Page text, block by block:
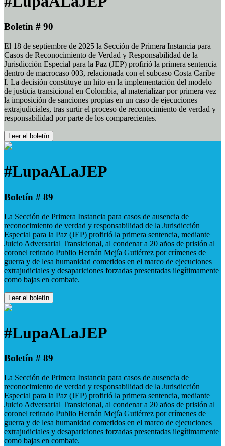
Boletín # 90
El 18 de septiembre de 2025 la Sección de Primera Instancia para
Casos de Reconocimiento de Verdad y Responsabilidad de la
Jurisdicción Especial para la Paz (JEP) profirió la primera sentencia
dentro de macrocaso 003, relacionada con el subcaso Costa Caribe
I. La decisión constituye un hito en la implementación del modelo
de justicia transicional en Colombia, al materializar por primera vez
la imposición de sanciones propias en un caso de ejecuciones
extrajudiciales, tras surtir el proceso de reconocimiento de verdad y
responsabilidad por parte de los comparecientes.
Leer el boletín
#LupaALaJEP
Boletín # 89
La Sección de Primera Instancia para casos de ausencia de
reconocimiento de verdad y responsabilidad de la Jurisdicción
Especial para la Paz (JEP) profirió la primera sentencia, mediante
Juicio Adversarial Transicional, al condenar a 20 años de prisión al
coronel retirado Publio Hernán Mejía Gutiérrez por crímenes de
guerra y de lesa humanidad cometidos en el marco de ejecuciones
extrajudiciales y desapariciones forzadas presentadas ilegítimamente
como bajas en combate.
Leer el boletín
#LupaALaJEP
Boletín # 89
La Sección de Primera Instancia para casos de ausencia de
reconocimiento de verdad y responsabilidad de la Jurisdicción
Especial para la Paz (JEP) profirió la primera sentencia, mediante
Juicio Adversarial Transicional, al condenar a 20 años de prisión al
coronel retirado Publio Hernán Mejía Gutiérrez por crímenes de
guerra y de lesa humanidad cometidos en el marco de ejecuciones
extrajudiciales y desapariciones forzadas presentadas ilegítimamente
como bajas en combate.